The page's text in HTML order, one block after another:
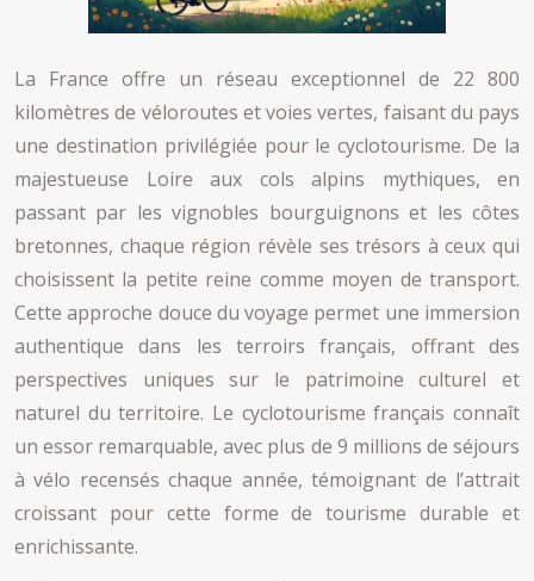
La France offre un réseau exceptionnel de 22 800
kilomètres de véloroutes et voies vertes, faisant du pays
une destination privilégiée pour le cyclotourisme. De la
majestueuse Loire aux cols alpins mythiques, en
passant par les vignobles bourguignons et les côtes
bretonnes, chaque région révèle ses trésors à ceux qui
choisissent la petite reine comme moyen de transport.
Cette approche douce du voyage permet une immersion
authentique dans les terroirs français, offrant des
perspectives uniques sur le patrimoine culturel et
naturel du territoire. Le cyclotourisme français connaît
un essor remarquable, avec plus de 9 millions de séjours
à vélo recensés chaque année, témoignant de l’attrait
croissant pour cette forme de tourisme durable et
enrichissante.